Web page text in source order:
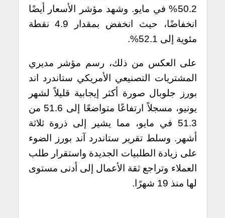
50.2% في مايو. وشهد مؤشر الأسعار أيضًا
انخفاضًا، حيث انخفض بمقدار 4.9 نقطة
مئوية إلى 52.1%.
على العكس من ذلك، رسم مؤشر مديري
المشتريات التصنيعي الأمريكي ستاندرد اند
بورز جلوبال صورة أكثر إيجابية قليلاً لشهر
يونيو، مسجلاً ارتفاعًا متواضعًا إلى 51.6 من
51.3 في مايو، مما يشير إلى ذروة ثلاثة
أشهر. وسلط تقرير ستاندرد آند بورز الضوء
على زيادة الطلبيات الجديدة واستقرار طلب
العملاء وتراجع ثقة الأعمال إلى أدنى مستوى
لها منذ 19 شهرًا.